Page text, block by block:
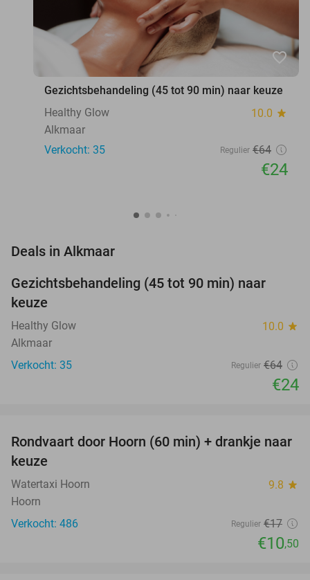
favorite_border
Gezichtsbehandeling (45 tot 90 min) naar keuze
Healthy Glow
10.0 star
Alkmaar
Verkocht: 35
Regulier €64
€24
Deals in Alkmaar
TODAY
Gezichtsbehandeling (45 tot 90 min) naar
keuze
Healthy Glow 10.0 star
Alkmaar
Verkocht: 35
Regulier €64
€24
38%
Rondvaart door Hoorn (60 min) + drankje naar
keuze
Watertaxi Hoorn 9.8 star
Hoorn
Verkocht: 486
Regulier €17
€10,50